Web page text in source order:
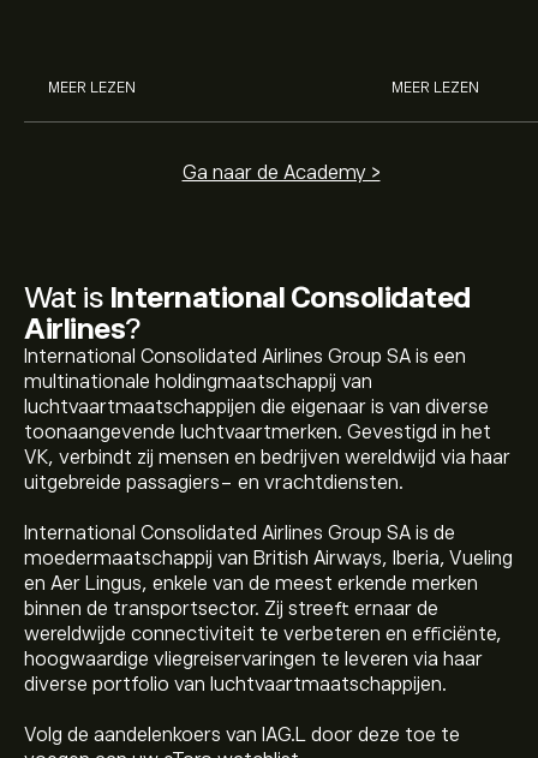
Wat is International Consolidated
Airlines?
International Consolidated Airlines Group SA is een
multinationale holdingmaatschappij van
luchtvaartmaatschappijen die eigenaar is van diverse
toonaangevende luchtvaartmerken. Gevestigd in het
VK, verbindt zij mensen en bedrijven wereldwijd via haar
uitgebreide passagiers- en vrachtdiensten.
International Consolidated Airlines Group SA is de
moedermaatschappij van British Airways, Iberia, Vueling
en Aer Lingus, enkele van de meest erkende merken
binnen de transportsector. Zij streeft ernaar de
wereldwijde connectiviteit te verbeteren en efficiënte,
hoogwaardige vliegreiservaringen te leveren via haar
diverse portfolio van luchtvaartmaatschappijen.
Volg de aandelenkoers van IAG.L door deze toe te
MEER LEZEN MEER LEZEN
Ga naar de Academy >